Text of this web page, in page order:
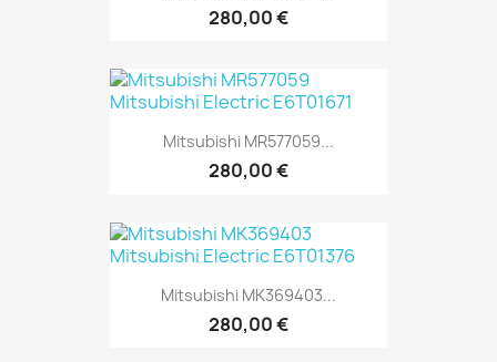
280,00 €
Mitsubishi MR577059...
280,00 €
Mitsubishi MK369403...
280,00 €